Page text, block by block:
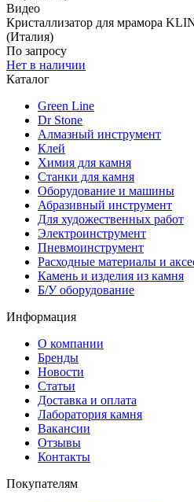
Видео
Кристаллизатор для мрамора
(Италия)
По запросу
Нет в наличии
Каталог
Green Line
Dr Stone
Алмазный инструмент
Клей
Химия для камня
Станки для камня
Оборудование и машины
Абразивный инструмент
Для художественных работ
Электроинструмент
Пневмоинструмент
Расходные материалы и
Камень и изделия из камня
Б/У оборудование
Информация
О компании
Бренды
Новости
Статьи
Доставка и оплата
Лаборатория камня
Вакансии
Отзывы
Контакты
Покупателям